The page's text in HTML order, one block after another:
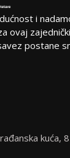
i
ovaj
postane
kuća,